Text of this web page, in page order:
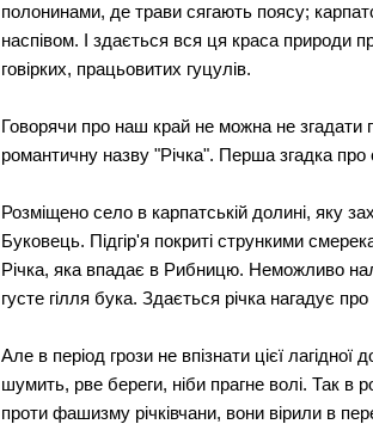
полонинами, де трави сягають поясу;
наспівом. І здається вся ця краса
говірких, працьовитих гуцулів.
Говорячи про наш край не можна не згадати
романтичну назву "Річка". Перша згадка про
Розміщено село в карпатській долині, яку
Буковець. Підгір'я покриті стрункими
Річка, яка впадає в Рибницю. Неможливо
густе гілля бука. Здається річка нагадує
Але в період грози не впізнати цієї
шумить, рве береги, ніби прагне волі. Так в
проти фашизму річківчани, вони вірили в